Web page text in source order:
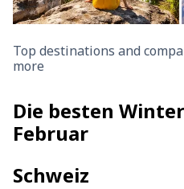
Top destinations and
more
Die besten
Februar
Schweiz